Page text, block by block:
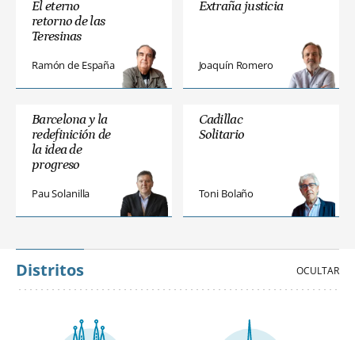
El eterno
retorno de las
Teresinas
Ramón de España
Extraña justicia
Joaquín Romero
Barcelona y la
redefinición de
la idea de
progreso
Pau Solanilla
Cadillac
Solitario
Toni Bolaño
Distritos